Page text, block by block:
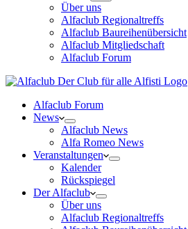
Über uns
Alfaclub Regionaltreffs
Alfaclub Baureihenübersicht
Alfaclub Mitgliedschaft
Alfaclub Forum
Alfaclub Forum
News
Alfaclub News
Alfa Romeo News
Veranstaltungen
Kalender
Rückspiegel
Der Alfaclub
Über uns
Alfaclub Regionaltreffs